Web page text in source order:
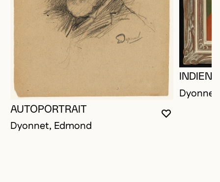
VOUS
FERMER
OUVRIR LA
AUTOPORTRAIT
Dyonnet, Edmond
INDIEN